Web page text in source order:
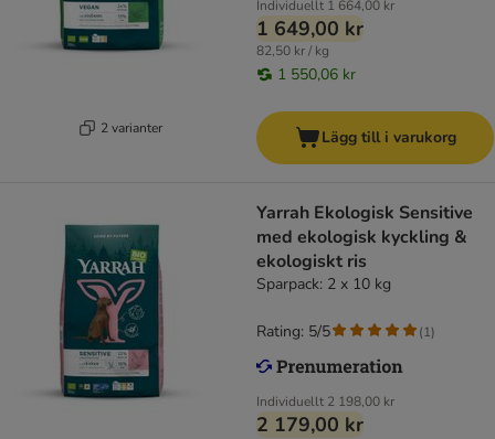
2 varianter
Individuellt 1 664,00 kr
1 649,00 kr
82,50 kr / kg
1 550,06 kr
Lägg till i varukorg
Yarrah Ekologisk Sensitive
med ekologisk kyckling &
ekologiskt ris
Sparpack: 2 x 10 kg
Individuellt 2 198,00 kr
2 179,00 kr
Rating: 5/5 (1)